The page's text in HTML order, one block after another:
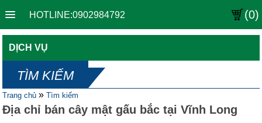
HOTLINE:0902984792 (0)
DỊCH VỤ
TÌM KIẾM
Trang chủ » Tìm kiếm
Địa chỉ bán cây mật gấu bắc tại Vĩnh Long